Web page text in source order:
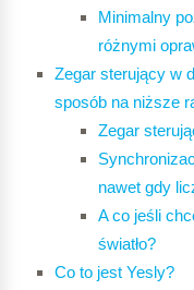
Minimalny
różnymi
Zegar sterujący w
sposób na niższe
Zegar
nawet gdy
A co jeśli
światło?
Co to jest Yesly?